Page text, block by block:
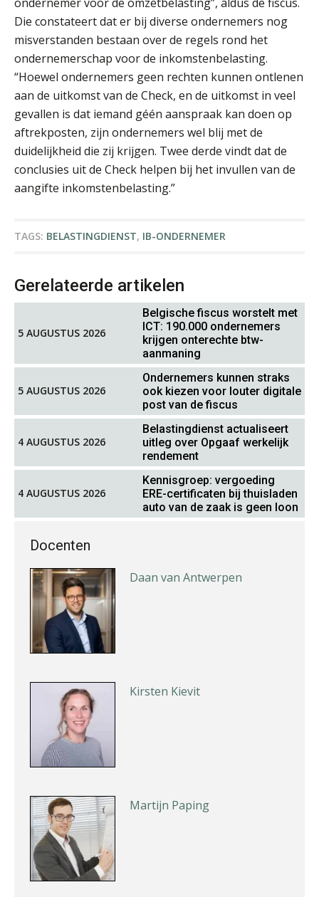
Die constateert dat er bij diverse ondernemers nog
misverstanden bestaan over de regels rond het
ondernemerschap voor de inkomstenbelasting.
“Hoewel ondernemers geen rechten kunnen ontlenen
aan de uitkomst van de Check, en de uitkomst in veel
gevallen is dat iemand géén aanspraak kan doen op
aftrekposten, zijn ondernemers wel blij met de
duidelijkheid die zij krijgen. Twee derde vindt dat de
conclusies uit de Check helpen bij het invullen van de
aangifte inkomstenbelasting.”
TAGS: BELASTINGDIENST, IB-ONDERNEMER
Gerelateerde artikelen
5 AUGUSTUS 2026
Belgische fiscus worstelt met
ICT: 190.000 ondernemers
krijgen onterechte btw-
aanmaning
5 AUGUSTUS 2026
Ondernemers kunnen straks
ook kiezen voor louter digitale
post van de fiscus
4 AUGUSTUS 2026
Belastingdienst actualiseert
uitleg over Opgaaf werkelijk
rendement
4 AUGUSTUS 2026
Kennisgroep: vergoeding
ERE-certificaten bij thuisladen
auto van de zaak is geen loon
Docenten
Jan Wietsma
Koert van Loon
Bob de Koning
Chris Dijkstra
Ron Mulder
Daan van Antwerpen
Kirsten Kievit
Martijn Paping